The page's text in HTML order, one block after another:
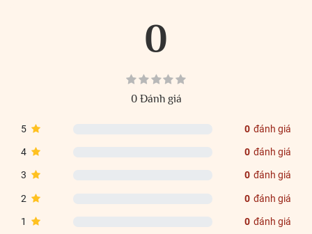
0
0 Đánh giá
5 0 đánh giá
4 0 đánh giá
3 0 đánh giá
2 0 đánh giá
1 0 đánh giá